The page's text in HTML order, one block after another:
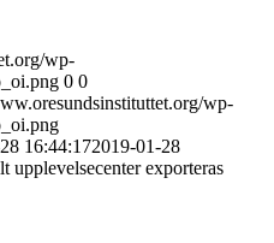
wp-
0 0
wp-
16:44:172019-01-28
upplevelsecenter exporteras